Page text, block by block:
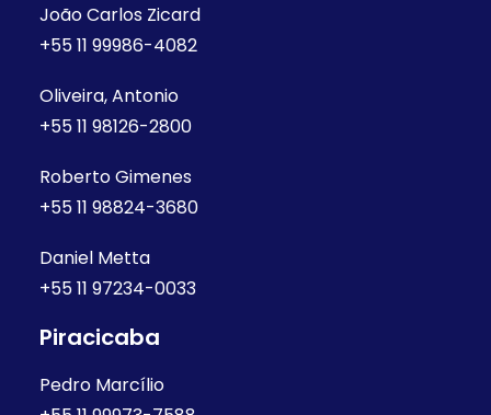
João Carlos Zicard
+55 11 99986-4082
Oliveira, Antonio
+55 11 98126-2800
Roberto Gimenes
+55 11 98824-3680
Daniel Metta
+55 11 97234-0033
Piracicaba
Pedro Marcílio